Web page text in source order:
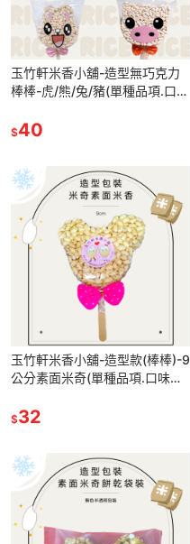
玉竹軒米香小舖-造型無巧克力
棒棒-虎/熊/兔/豬(單種品項.口味
$40
玉竹軒米香小舖-造型款(棒棒)-9
公分素面米奇(單種品項.口味至
$32